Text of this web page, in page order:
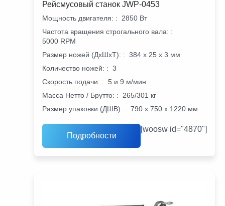
Рейсмусовый станок JWP-0453
Мощность двигателя: :
2850 Вт
Частота вращения строгального вала: :
5000 RPM
Размер ножей (ДхШхТ): : 384 х 25 х 3 мм
Количество ножей: : 3
Скорость подачи: : 5 и 9 м/мин
Масса Нетто / Брутто: :
265/301 кг
Размер упаковки (ДШВ): : 790 х 750 х 1220 мм
Подробности
[woosw id="4870"]